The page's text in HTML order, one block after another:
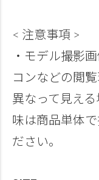
< 注意事項 >
・モデル撮影
コンなどの閲
異なって見え
味は商品単体
ださい。